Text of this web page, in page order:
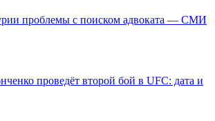
проблемы с поиском адвоката — СМИ
проведёт второй бой в UFC: дата и